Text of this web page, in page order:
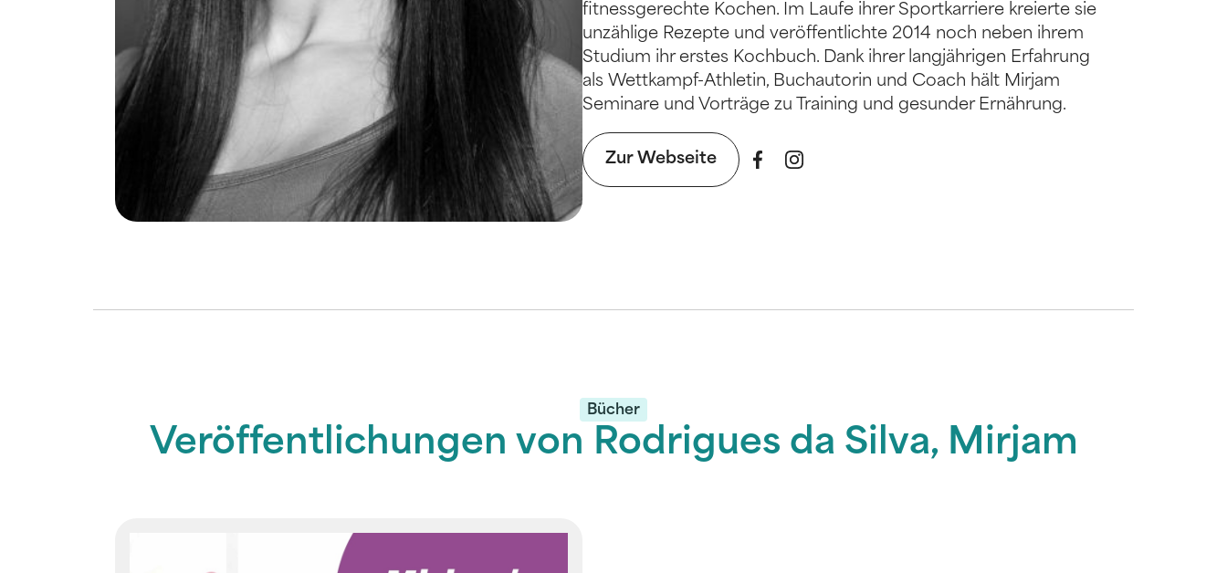
fitnessgerechte Kochen. Im Laufe ihrer Sportkarriere kreierte sie
unzählige Rezepte und veröffentlichte 2014 noch neben ihrem
Studium ihr erstes Kochbuch. Dank ihrer langjährigen Erfahrung
als Wettkampf-Athletin, Buchautorin und Coach hält Mirjam
Seminare und Vorträge zu Training und gesunder Ernährung.
Zur Webseite
Bücher
Veröffentlichungen von Rodrigues da Silva, Mirjam